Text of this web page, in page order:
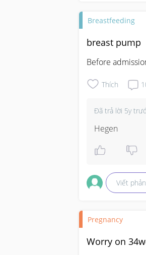
Breastfeeding
breast pump
Before
Thích
Đã trả lời 5y
Hegen
Viết
Pregnancy
Worry on